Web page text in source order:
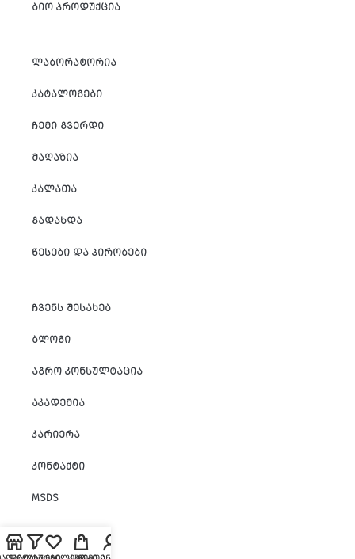
ᲑᲘᲝ ᲞᲠᲝᲓᲣᲥᲪᲘᲐ
ᲚᲐᲑᲝᲠᲐᲢᲝᲠᲘᲐ
ᲙᲐᲢᲐᲚᲝᲒᲔᲑᲘ
ᲩᲔᲛᲘ ᲒᲕᲔᲠᲓᲘ
ᲛᲐᲦᲐᲖᲘᲐ
ᲙᲐᲚᲐᲗᲐ
ᲒᲐᲓᲐᲮᲓᲐ
ᲬᲔᲡᲔᲑᲘ ᲓᲐ ᲞᲘᲠᲝᲑᲔᲑᲘ
ᲩᲕᲔᲜᲡ ᲨᲔᲡᲐᲮᲔᲑ
ᲑᲚᲝᲒᲘ
ᲐᲒᲠᲝ ᲙᲝᲜᲡᲣᲚᲢᲐᲪᲘᲐ
ᲐᲙᲐᲓᲔᲛᲘᲐ
ᲙᲐᲠᲘᲔᲠᲐ
ᲙᲝᲜᲢᲐᲥᲢᲘ
MSDS